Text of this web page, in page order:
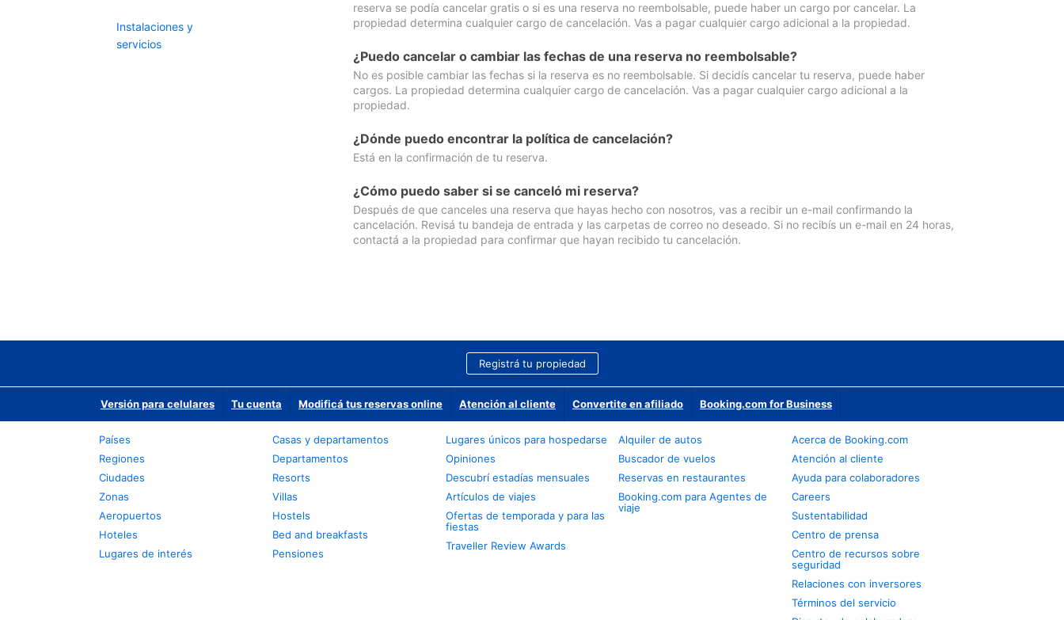
Instalaciones y
servicios
reserva se podía cancelar gratis o si es una reserva no reembolsable, puede haber un cargo por cancelar. La
propiedad determina cualquier cargo de cancelación. Vas a pagar cualquier cargo adicional a la propiedad.
¿Puedo cancelar o cambiar las fechas de una reserva no reembolsable?
No es posible cambiar las fechas si la reserva es no reembolsable. Si decidís cancelar tu reserva, puede haber
cargos. La propiedad determina cualquier cargo de cancelación. Vas a pagar cualquier cargo adicional a la
propiedad.
¿Dónde puedo encontrar la política de cancelación?
Está en la confirmación de tu reserva.
¿Cómo puedo saber si se canceló mi reserva?
Después de que canceles una reserva que hayas hecho con nosotros, vas a recibir un e-mail confirmando la
cancelación. Revisá tu bandeja de entrada y las carpetas de correo no deseado. Si no recibís un e-mail en 24 horas,
contactá a la propiedad para confirmar que hayan recibido tu cancelación.
Registrá tu propiedad
Versión para celulares Tu cuenta Modificá tus reservas online Atención al cliente Convertite en afiliado Booking.com for Business
Países
Regiones
Ciudades
Zonas
Aeropuertos
Hoteles
Lugares de interés
Casas y departamentos
Departamentos
Resorts
Villas
Hostels
Bed and breakfasts
Pensiones
Lugares únicos para hospedarse
Opiniones
Descubrí estadías mensuales
Artículos de viajes
Ofertas de temporada y para las
fiestas
Traveller Review Awards
Alquiler de autos
Buscador de vuelos
Reservas en restaurantes
Booking.com para Agentes de
viaje
Acerca de Booking.com
Atención al cliente
Ayuda para colaboradores
Careers
Sustentabilidad
Centro de prensa
Centro de recursos sobre
seguridad
Relaciones con inversores
Términos del servicio